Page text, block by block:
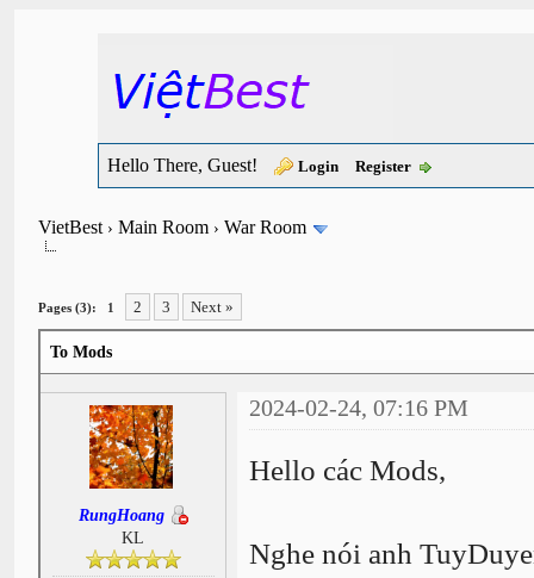
Hello There, Guest! Login Register
VietBest›Main Room › War Room
Pages (3): 1 2 3 Next »
To Mods
RungHoang
KL
2024-02-24, 07:16 PM
Hello các Mods,
Nghe nói anh